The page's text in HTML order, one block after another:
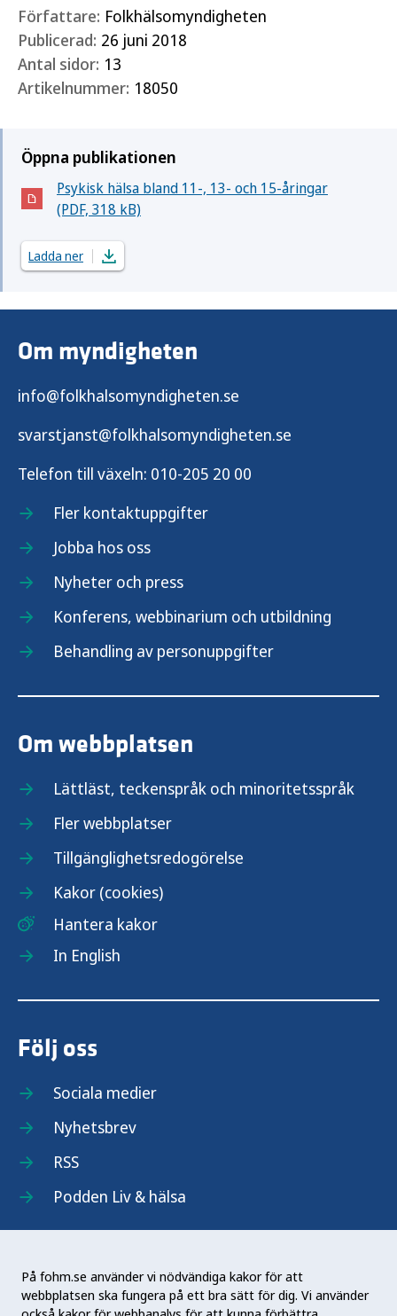
På fohm.se använder vi nödvändiga kakor för att
webbplatsen ska fungera på ett bra sätt för dig. Vi använder
Författare: Folkhälsomyndigheten
Publicerad: 26 juni 2018
Antal sidor: 13
Artikelnummer: 18050
Öppna publikationen
Psykisk hälsa bland 11-, 13- och 15-åringar
(PDF, 318 kB)
(Öppnas i nytt fönster)
Ladda ner
Om myndigheten
info@folkhalsomyndigheten.se
svarstjanst@folkhalsomyndigheten.se
Telefon till växeln: 010-205 20 00
Fler kontaktuppgifter
Jobba hos oss
Nyheter och press
Konferens, webbinarium och utbildning
Behandling av personuppgifter
Om webbplatsen
Lättläst, teckenspråk och minoritetsspråk
Fler webbplatser
Tillgänglighetsredogörelse
Kakor (cookies)
Hantera kakor
In English
Följ oss
Sociala medier
Nyhetsbrev
RSS
Podden Liv & hälsa
Folkhälsomyndigheten (Fohm) är en nationell